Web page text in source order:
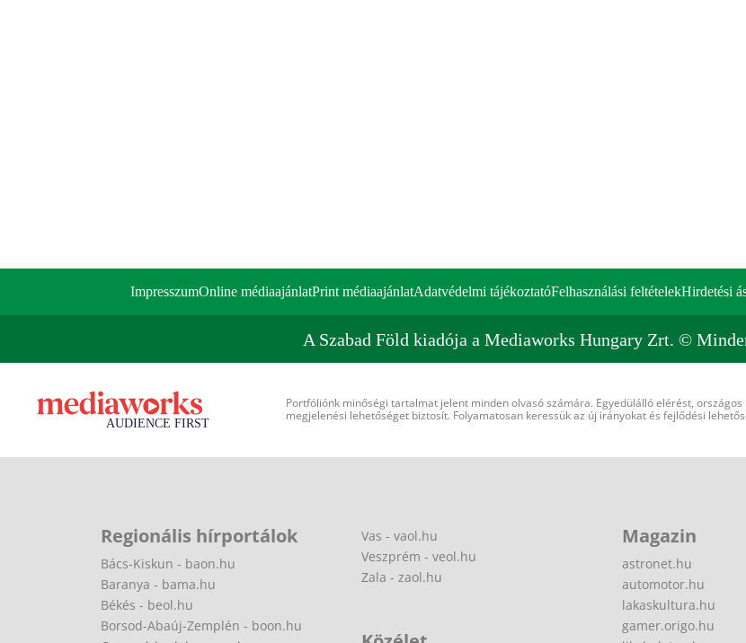
ImpresszumOnline médiaajánlatPrint médiaajánlatAdatvédelmi tájékoztatóFelhasználási feltételekHirdetési
A Szabad Föld kiadója a Mediaworks Hungary Zrt. ©
Portfóliónk minőségi tartalmat jelent minden olvasó számára. Egyedülálló elérést,
megjelenési lehetőséget biztosít. Folyamatosan keressük az új irányokat és fejlődési
Regionális hírportálok
Bács-Kiskun - baon.hu
Baranya - bama.hu
Békés - beol.hu
Borsod-Abaúj-Zemplén - boon.hu
Vas - vaol.hu
Veszprém - veol.hu
Zala - zaol.hu
Magazin
astronet.hu
automotor.hu
lakaskultura.hu
gamer.origo.hu